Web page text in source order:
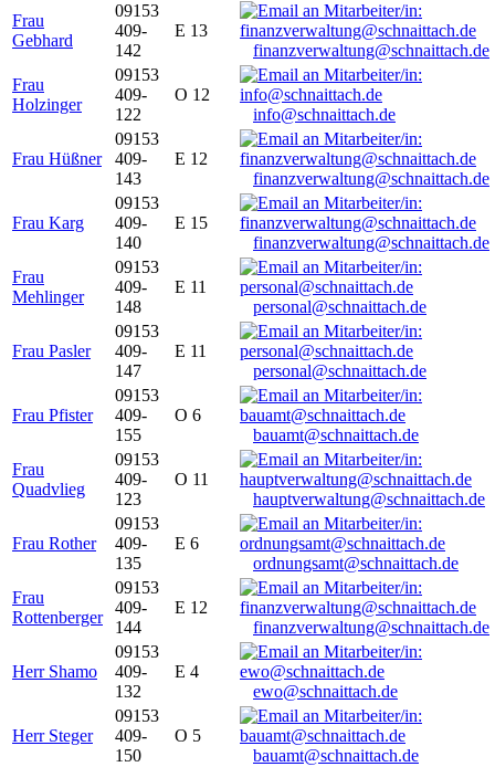
Frau
Gebhard
09153
409-
142
E 13
finanzverwaltung@schnaittach.de
Frau
Holzinger
09153
409-
122
O 12
info@schnaittach.de
Frau Hüßner
09153
409-
143
E 12
finanzverwaltung@schnaittach.de
Frau Karg
09153
409-
140
E 15
finanzverwaltung@schnaittach.de
Frau
Mehlinger
09153
409-
148
E 11
personal@schnaittach.de
Frau Pasler
09153
409-
147
E 11
personal@schnaittach.de
Frau Pfister
09153
409-
155
O 6
bauamt@schnaittach.de
Frau
Quadvlieg
09153
409-
123
O 11
hauptverwaltung@schnaittach.de
Frau Rother
09153
409-
135
E 6
ordnungsamt@schnaittach.de
Frau
Rottenberger
09153
409-
144
E 12
finanzverwaltung@schnaittach.de
Herr Shamo
09153
409-
132
E 4
ewo@schnaittach.de
Herr Steger
09153
409-
150
O 5
bauamt@schnaittach.de